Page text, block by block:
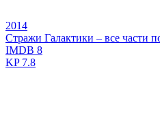
2014
Стражи Галактики – все части
IMDB 8
KP7.8